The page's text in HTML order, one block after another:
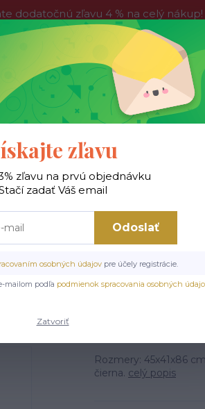
dodatočnú zľavu 4 % na celý
a nakúpte výhodnejšie ešte dnes!
Hľadať
Jedálenské stoličky
MILA VELVET jedálenská stolička, ČIERNY RÁM/
Rozmery: 45x41x86
čierna. celý popis
zľavu
zľavu na prvú objednávku
zadať Váš email
Odoslať
osobných údajov pre účely registrácie.
mailom podľa podmienok spracovania osobných
Zatvoriť